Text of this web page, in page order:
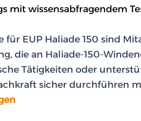
mit wissensabfragendem
für EUP Haliade 150 sind
die an Haliade-150-
Tätigkeiten oder
sicher durchführen